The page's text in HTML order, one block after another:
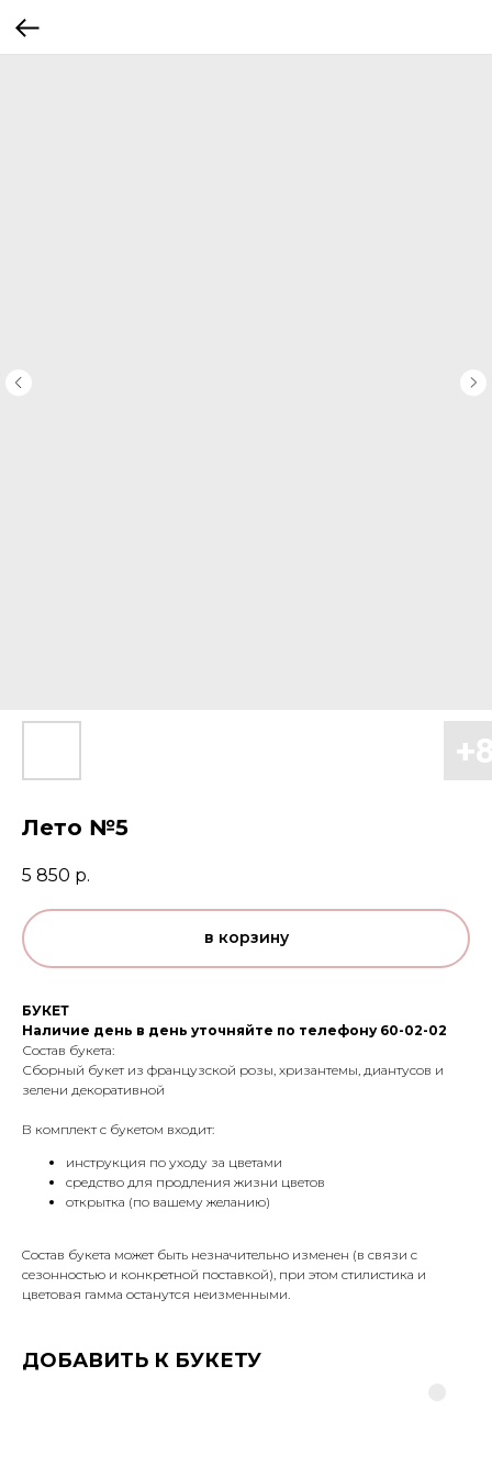
Лето №5
5 850 р.
в корзину
БУКЕТ
Наличие день в день уточняйте по телефону 60-02-02
Состав букета:
Сборный букет из французской розы, хризантемы, диантусов и
зелени декоративной
В комплект с букетом входит:
инструкция по уходу за цветами
средство для продления жизни цветов
открытка (по вашему желанию)
Cостав букета может быть незначительно изменен (в связи с
сезонностью и конкретной поставкой), при этом стилистика и
цветовая гамма останутся неизменными.
ДОБАВИТЬ К БУКЕТУ